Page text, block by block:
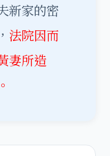
新家的密
法院因而
妻所造